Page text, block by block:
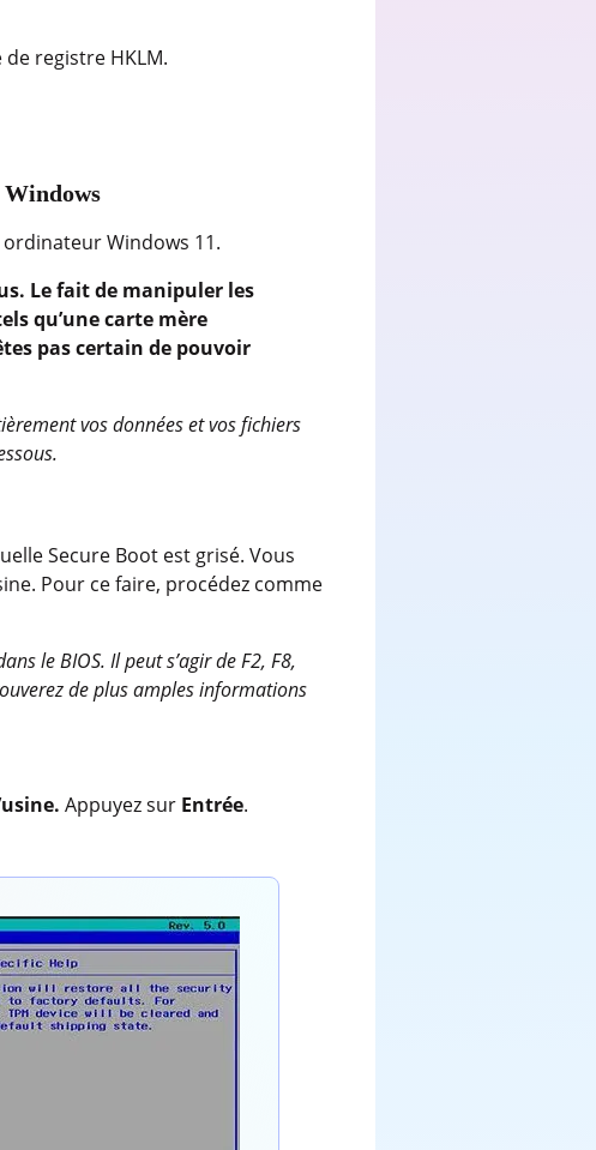
registre HKLM.
Windows
Windows 11.
Le fait de manipuler les
qu’une carte mère
pas certain de pouvoir
vos données et vos fichiers
Secure Boot est grisé. Vous
Pour ce faire, procédez comme
le BIOS. Il peut s’agir de F2, F8,
de plus amples informations
Appuyez sur Entrée.